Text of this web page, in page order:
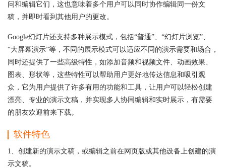
问和编辑它们，这也意味着多个用户可以同时协作编辑同一份文
稿，并即时看到其他用户的更改。
Google幻灯片还支持多种展示模式，包括“普通”、“幻灯片浏览”、
“大屏幕演示”等，不同的展示模式可以适应不同的演示需要和场合，
同时还提供了一些高级特性，如添加音频和视频文件、动画效果、
图表、形状等，这些特性可以帮助用户更好地传达信息和吸引观
众，它为用户提供了许多有用的功能和工具，让用户可以轻松创建
漂亮、专业的演示文稿，并实现多人协同编辑和实时展示，有需要
的朋友欢迎前来下载。
软件特色
1、创建新的演示文稿，或编辑之前在网页版或其他设备上创建的演
示文稿。